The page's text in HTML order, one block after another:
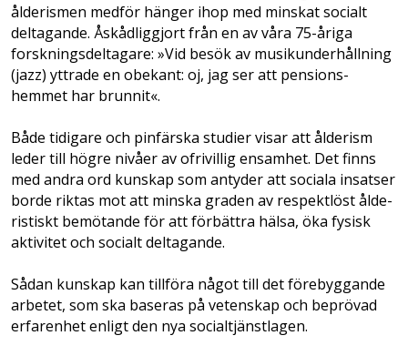
ålderismen medför hänger ihop med minskat socialt
deltagande. Åskådliggjort från en av våra 75-åriga
forskningsdeltagare: »Vid besök av musikunderhållning
(jazz) yttrade en obekant: oj, jag ser att pensions­
hemmet har brunnit«.
Både tidigare och pin­färska studier visar att ålderism
leder till högre nivåer av ofrivillig ensamhet. Det finns
med andra ord kunskap som antyder att sociala insatser
borde riktas mot att minska graden av respektlöst ålde­
ristiskt bemötande för att förbättra hälsa, öka fysisk
aktivitet och socialt deltagande.
Sådan kunskap kan tillföra något till det förebyggande
arbetet, som ska baseras på vetenskap och beprövad
erfarenhet enligt den nya socialtjänstlagen.